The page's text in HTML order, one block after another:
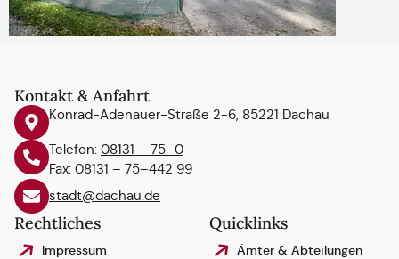
Kontakt & Anfahrt
Konrad-Adenauer-Straße 2-6, 85221 Dachau
Telefon: 08131 – 75–0
Fax: 08131 – 75–442 99
stadt@dachau.de
Rechtliches
Impressum
Quicklinks
Ämter & Abteilungen